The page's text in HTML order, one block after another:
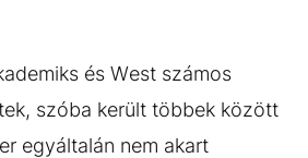
és West számos
szóba került többek között
egyáltalán nem akart